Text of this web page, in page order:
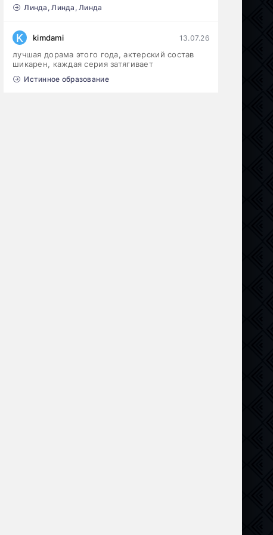
Линда, Линда, Линда
K kimdami 13.07.26
лучшая дорама этого года, актерский состав
шикарен, каждая серия затягивает
Истинное образование